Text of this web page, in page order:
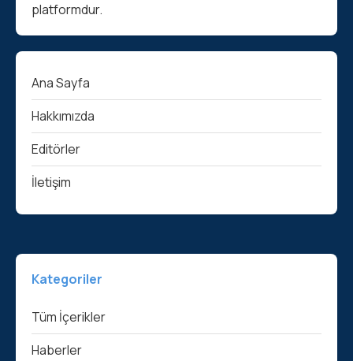
platformdur.
Ana Sayfa
Hakkımızda
Editörler
İletişim
Kategoriler
Tüm İçerikler
Haberler